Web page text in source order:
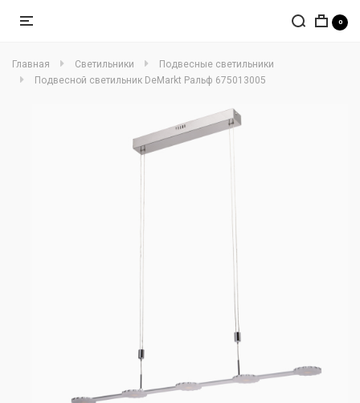
0
Главная Светильники
Подвесные светильники
Подвесной светильник DeMarkt Ральф 675013005